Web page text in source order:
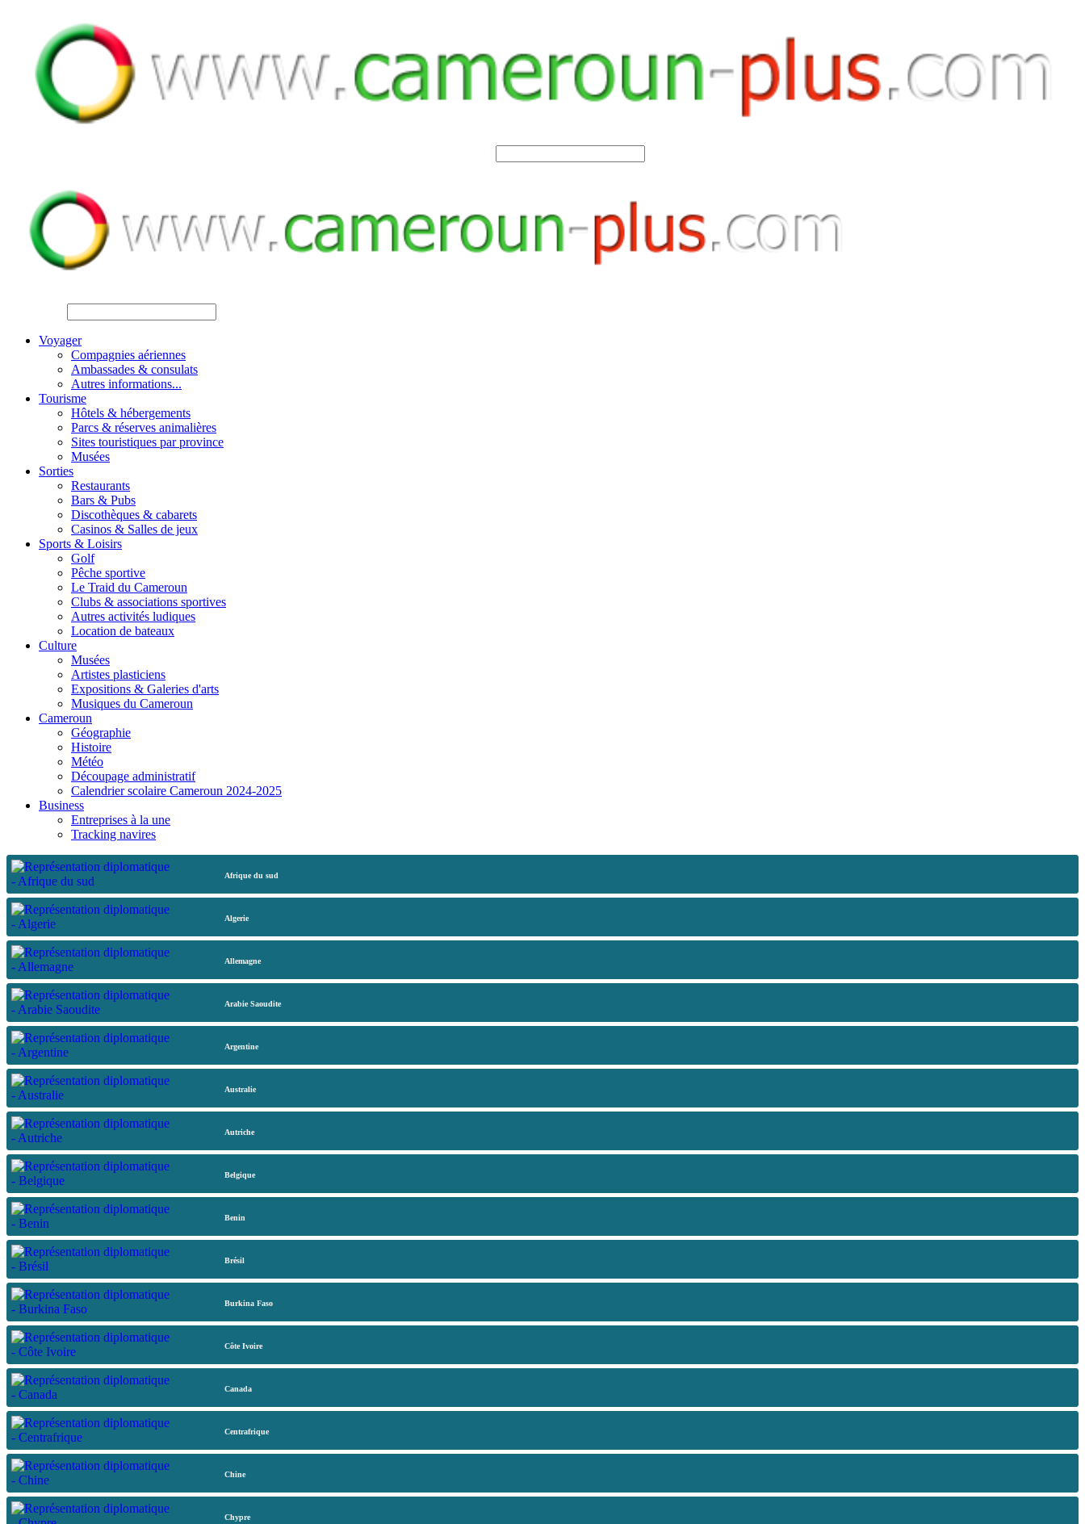
Voyager
Compagnies aériennes
Ambassades & consulats
Autres informations...
Tourisme
Hôtels & hébergements
Parcs & réserves animalières
Sites touristiques par province
Musées
Sorties
Restaurants
Bars & Pubs
Discothèques & cabarets
Casinos & Salles de jeux
Sports & Loisirs
Golf
Pêche sportive
Le Traid du Cameroun
Clubs & associations sportives
Autres activités ludiques
Location de bateaux
Culture
Musées
Artistes plasticiens
Expositions & Galeries d'arts
Musiques du Cameroun
Cameroun
Géographie
Histoire
Météo
Découpage administratif
Calendrier scolaire Cameroun 2024-2025
Business
Entreprises à la une
Tracking navires
Afrique du sud
Algerie
Allemagne
Arabie Saoudite
Argentine
Australie
Autriche
Belgique
Benin
Brésil
Burkina Faso
Côte Ivoire
Canada
Centrafrique
Chine
Chypre